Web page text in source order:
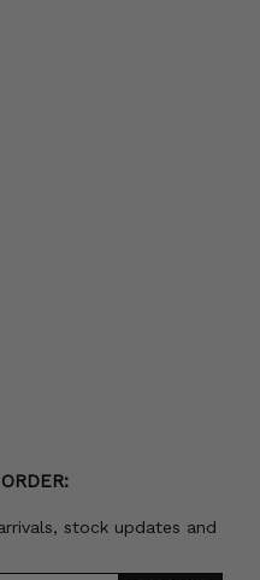
stock updates and